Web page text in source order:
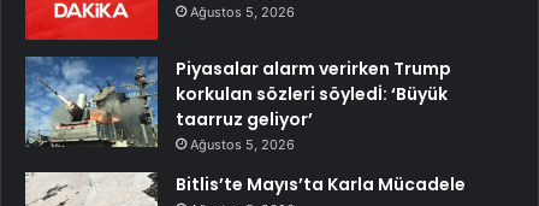
Ağustos 5, 2026
Piyasalar alarm verirken Trump
korkulan sözleri söyledİ: ‘Büyük
taarruz geliyor’
Ağustos 5, 2026
Bitlis’te Mayıs’ta Karla Mücadele